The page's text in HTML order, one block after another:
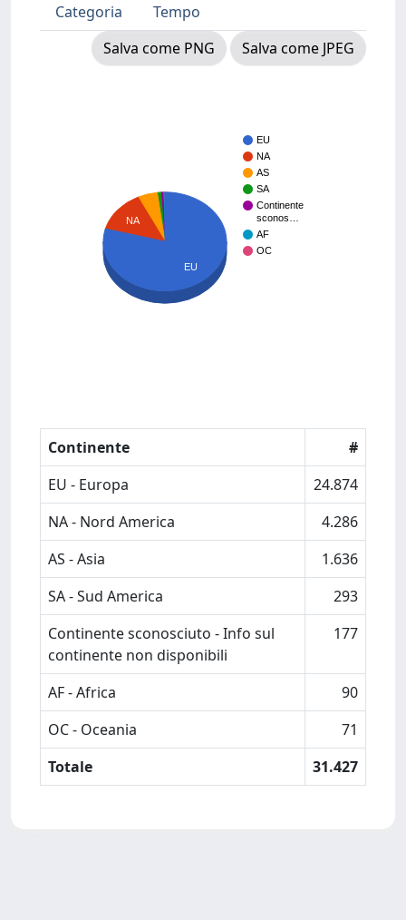
Categoria
Tempo
Salva come PNG
Salva come JPEG
EU
NA
AS
SA
Continente
sconos…
AF
OC
NA
EU
Continente
#
EU - Europa
24.874
NA - Nord America
4.286
AS - Asia
1.636
SA - Sud America
293
Continente sconosciuto - Info sul
continente non disponibili
177
AF - Africa
90
OC - Oceania
71
Totale
31.427